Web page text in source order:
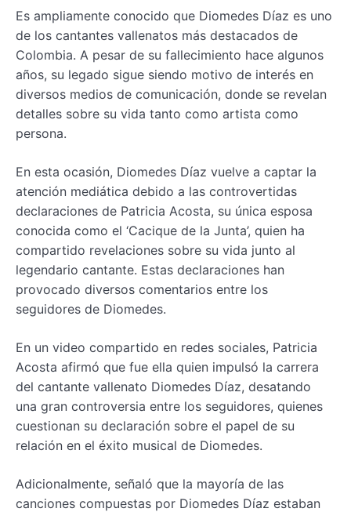
Es ampliamente conocido que Diomedes Díaz es uno
de los cantantes vallenatos más destacados de
Colombia. A pesar de su fallecimiento hace algunos
años, su legado sigue siendo motivo de interés en
diversos medios de comunicación, donde se revelan
detalles sobre su vida tanto como artista como
persona.
En esta ocasión, Diomedes Díaz vuelve a captar la
atención mediática debido a las controvertidas
declaraciones de Patricia Acosta, su única esposa
conocida como el ‘Cacique de la Junta’, quien ha
compartido revelaciones sobre su vida junto al
legendario cantante. Estas declaraciones han
provocado diversos comentarios entre los
seguidores de Diomedes.
En un video compartido en redes sociales, Patricia
Acosta afirmó que fue ella quien impulsó la carrera
del cantante vallenato Diomedes Díaz, desatando
una gran controversia entre los seguidores, quienes
cuestionan su declaración sobre el papel de su
relación en el éxito musical de Diomedes.
Adicionalmente, señaló que la mayoría de las
canciones compuestas por Diomedes Díaz estaban